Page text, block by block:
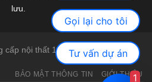
lưu.
cấp nội thất 190 chính hãng
BẢO MẬT THÔNG TIN GIỚI THIỆU
Gọi lại cho tôi
Tư vấn dự án
1